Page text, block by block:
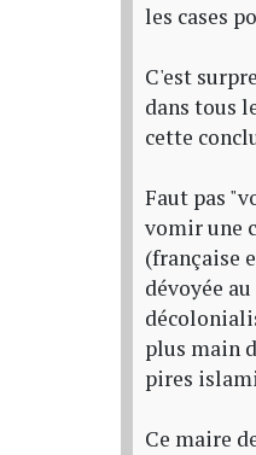
les cases
C'est
dans tous
cette
Faut pas
vomir une
(française
dévoyée
plus main
pires
Ce maire